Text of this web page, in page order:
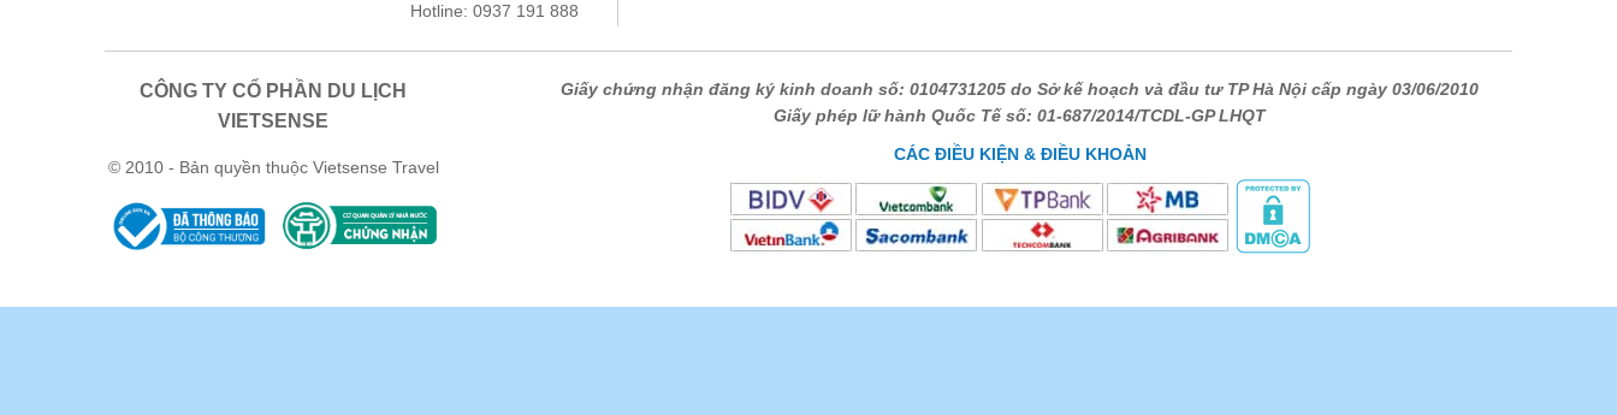
Hotline: 0937 191 888
CÔNG TY CỔ PHẦN DU LỊCH
VIETSENSE
© 2010 - Bản quyền thuộc Vietsense Travel
Giấy chứng nhận đăng ký kinh doanh số: 0104731205 do Sở kế hoạch và đầu tư TP Hà Nội cấp ngày 03/06/2010
Giấy phép lữ hành Quốc Tế số: 01-687/2014/TCDL-GP LHQT
CÁC ĐIỀU KIỆN & ĐIỀU KHOẢN